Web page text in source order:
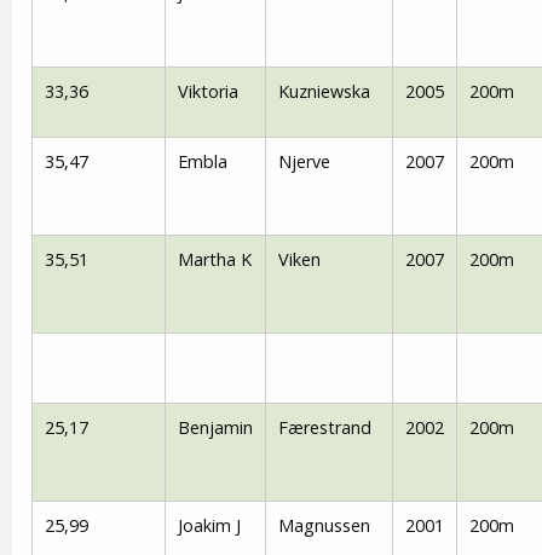
33,36 Viktoria Kuzniewska 2005 200m
35,47 Embla Njerve 2007 200m
35,51 Martha K Viken 2007 200m
25,17 Benjamin Færestrand 2002 200m
25,99 Joakim J Magnussen 2001 200m